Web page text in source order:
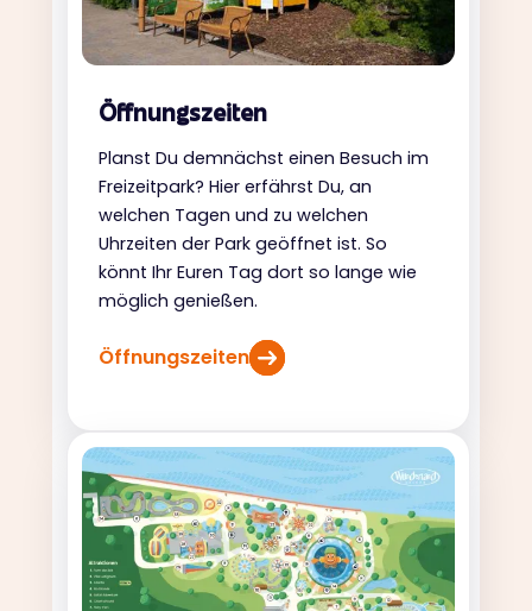
Öffnungszeiten
Planst Du demnächst einen Besuch im
Freizeitpark? Hier erfährst Du, an
welchen Tagen und zu welchen
Uhrzeiten der Park geöffnet ist. So
könnt Ihr Euren Tag dort so lange wie
möglich genießen.
Öffnungszeiten